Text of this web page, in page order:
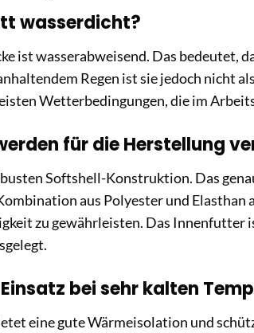
wasserdicht?
ist wasserabweisend. Das bedeutet,
Regen ist sie jedoch nicht
Wetterbedingungen, die im
für die Herstellung
Softshell-Konstruktion. Das
aus Polyester und
zu gewährleisten. Das Innenfutter
bei sehr kalten
eine gute Wärmeisolation und